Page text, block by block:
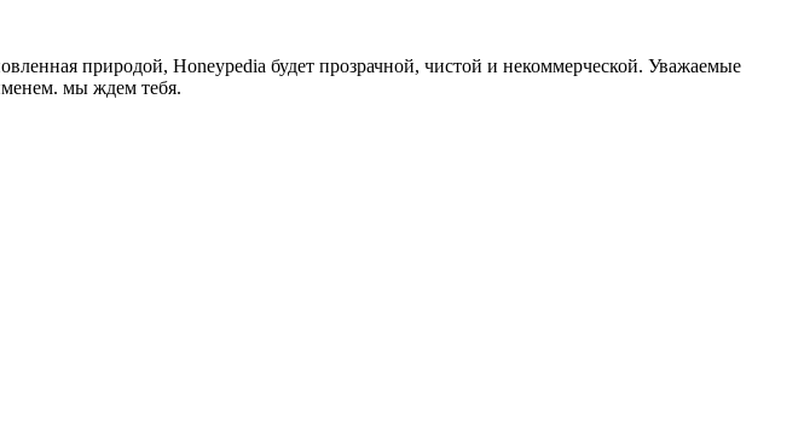
природой, Honeypedia будет прозрачной, чистой и некоммерческой. Уважаемые
мы ждем тебя.